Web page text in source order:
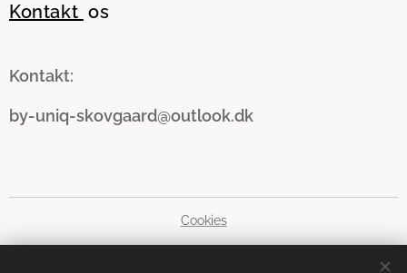
Kontakt os
Kontakt:
by-uniq-skovgaard@outlook.dk
Cookies